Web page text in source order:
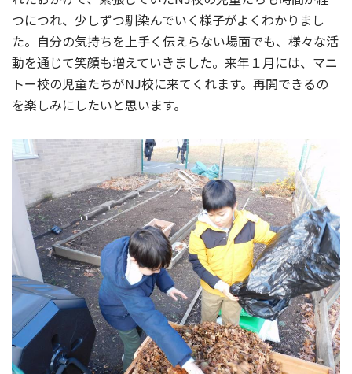
つにつれ、少しずつ馴染んでいく様子がよくわかりまし
た。自分の気持ちを上手く伝えらない場面でも、様々な活
動を通じて笑顔も増えていきました。来年１月には、マニ
トー校の児童たちがNJ校に来てくれます。再開できるの
を楽しみにしたいと思います。